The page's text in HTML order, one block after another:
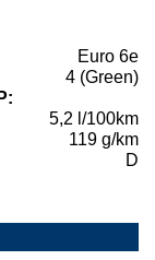
Euro 6e
4 (Green)
5,2 l/100km
119 g/km
D